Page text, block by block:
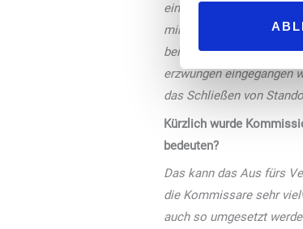
eine moderne
mindestens eine bereits
bei uns die Frage, wie
erzwungen eingegangen
das Schließen von
Kürzlich wurde
bedeuten?
Das kann das Aus fürs
die Kommissare sehr
auch so umgesetzt